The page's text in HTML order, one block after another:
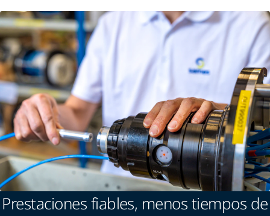
Prestaciones fiables, menos tiempos de